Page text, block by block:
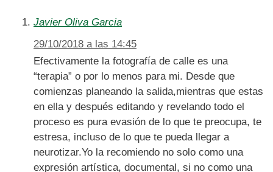
Javier Oliva Garcia
29/10/2018 a las 14:45
Efectivamente la fotografía de calle es una
“terapia” o por lo menos para mi. Desde que
comienzas planeando la salida,mientras que estas
en ella y después editando y revelando todo el
proceso es pura evasión de lo que te preocupa, te
estresa, incluso de lo que te pueda llegar a
neurotizar.Yo la recomiendo no solo como una
expresión artística, documental, si no como una